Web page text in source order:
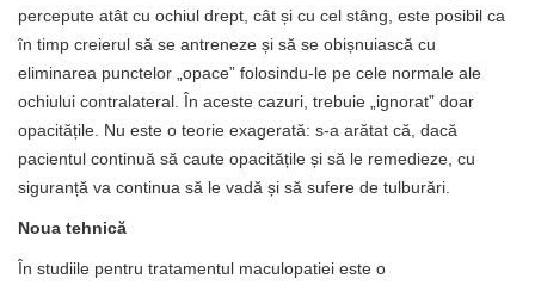
percepute atât cu ochiul drept, cât și cu cel stâng, este posibil ca
în timp creierul să se antreneze și să se obișnuiască cu
eliminarea punctelor „opace” folosindu-le pe cele normale ale
ochiului contralateral. În aceste cazuri, trebuie „ignorat” doar
opacitățile. Nu este o teorie exagerată: s-a arătat că, dacă
pacientul continuă să caute opacitățile și să le remedieze, cu
siguranță va continua să le vadă și să sufere de tulburări.
Noua tehnică
În studiile pentru tratamentul maculopatiei este o